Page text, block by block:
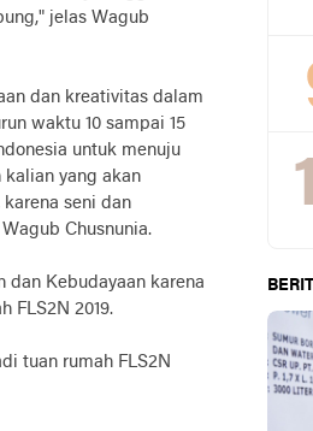
jelas Wagub
dan kreativitas dalam
waktu 10 sampai 15
untuk menuju
kalian yang akan
seni dan
Chusnunia.
dan Kebudayaan karena
FLS2N 2019.
tuan rumah FLS2N